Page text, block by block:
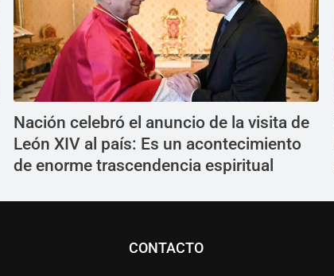
Nación celebró el anuncio de la visita de
León XIV al país: Es un acontecimiento
de enorme trascendencia espiritual
CONTACTO